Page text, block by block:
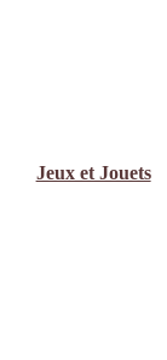
Jeux et Jouets